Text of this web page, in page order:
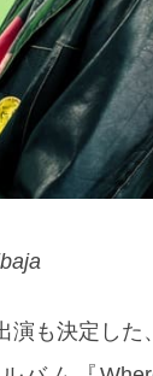
演も決定し